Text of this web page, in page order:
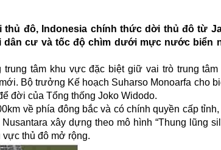
thủ đô, Indonesia chính thức dời thủ đô từ
dân cư và tốc độ chìm dưới mực nước biển
tâm khu vực đặc biệt giữ vai trò trung
Bộ trưởng Kế hoạch Suharso Monoarfa cho
đời của Tổng thống Joko Widodo.
về phía đông bắc và có chính quyền cấp
xây dựng theo mô hình “Thung lũng
vực thủ đô mở rộng.